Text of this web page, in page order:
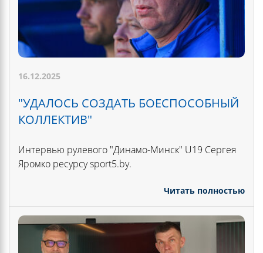
16.12.2025
"УДАЛОСЬ СОЗДАТЬ БОЕСПОСОБНЫЙ
КОЛЛЕКТИВ"
Интервью рулевого "Динамо-Минск" U19 Сергея
Яромко ресурсу sport5.by.
Читать полностью